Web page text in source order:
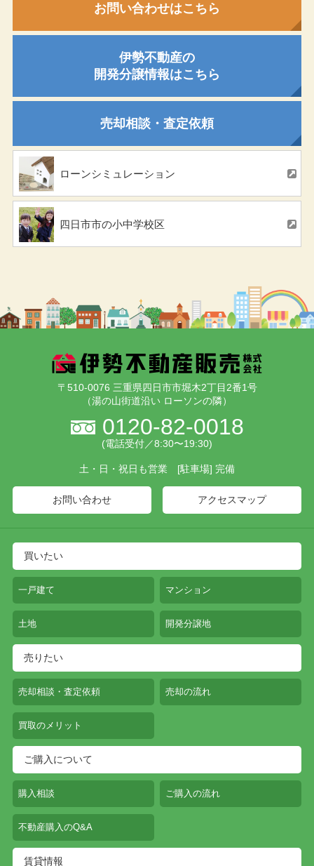
お問い合わせはこちら
伊勢不動産の
開発分譲情報はこちら
売却相談・査定依頼
ローンシミュレーション
四日市市の小中学校区
〒510-0076 三重県四日市市堀木2丁目2番1号
（湯の山街道沿い ローソンの隣）
0120-82-0018
(電話受付／8:30〜19:30)
土・日・祝日も営業 [駐車場] 完備
お問い合わせ アクセスマップ
買いたい
一戸建て マンション
土地 開発分譲地
売りたい
売却相談・査定依頼 売却の流れ
買取のメリット
ご購入について
購入相談 ご購入の流れ
不動産購入のQ&A
賃貸情報